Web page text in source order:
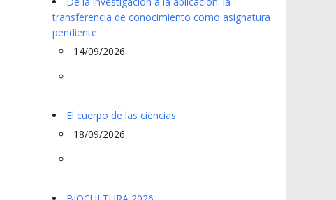
transferencia de conocimiento como asignatura
pendiente
14/09/2026
El cuerpo de las ciencias
18/09/2026